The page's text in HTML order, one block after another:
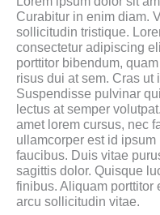
Curabitur in enim diam.
sollicitudin tristique.
consectetur adipiscing
porttitor bibendum,
risus dui at sem. Cras ut
Suspendisse pulvinar
lectus at semper
amet lorem cursus, nec
ullamcorper est id
faucibus. Duis vitae
sagittis dolor. Quisque
finibus. Aliquam porttitor
arcu sollicitudin vitae.